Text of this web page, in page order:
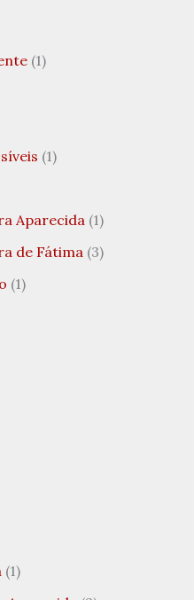
(1)
(1)
Aparecida(1)
de Fátima(3)
(1)
(1)